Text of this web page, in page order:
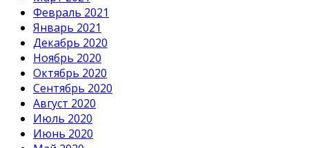
Февраль 2021
Январь 2021
Декабрь 2020
Ноябрь 2020
Октябрь 2020
Сентябрь 2020
Август 2020
Июль 2020
Июнь 2020